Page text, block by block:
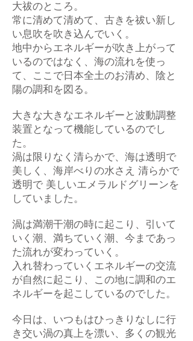
大祓のところ。
常に清めて清めて、古きを祓い新し
い息吹を吹き込んでいく。
地中からエネルギーが吹き上がって
いるのではなく、海の流れを使っ
て、ここで日本全土のお清め、陰と
陽の調和を図る。
大きな大きなエネルギーと波動調整
装置となって機能しているのでし
た。
渦は限りなく清らかで、海は透明で
美しく、海岸べりの水さえ 清らかで
透明で 美しいエメラルドグリーンを
していました。
渦は満潮干潮の時に起こり、引いて
いく潮、満ちていく潮、今まであっ
た流れが変わっていく。
入れ替わっていくエネルギーの交流
が自然に起こり、この地に調和のエ
ネルギーを起こしているのでした。
今日は、いつもはひっきりなしに行
き交い渦の真上を漂い、多くの観光